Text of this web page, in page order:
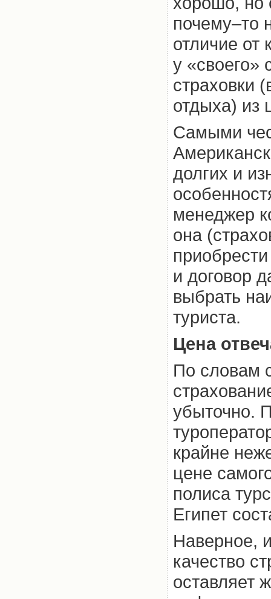
почему–то
отличие от
у «своего»
страховки
отдыха) из
Самыми
долгих и
менеджер
она
и договор
выбрать
туриста.
Цена
По словам
убыточно.
крайне
цене
полиса
Египет
Наверное,
качество
оставляет